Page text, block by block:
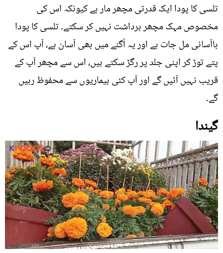
تلسی کا پودا ایک قدرتی مچھر مار ہے کیونکہ اس کی
مخصوص مہک مچھر برداشت نہیں کر سکتے۔ تلسی کا پودا
باآسانی مل جات ہے اور یہ اُگنے میں بھی آسان ہے، آپ اس کے
پتے توڑ کر اپنی جلد پر رگڑ سکتے ہیں، اس سے مچھر آپ کے
قریب نہیں آئیں گے اور آپ کئی بیماریوں سے محفوظ رہیں
گے۔
گیندا